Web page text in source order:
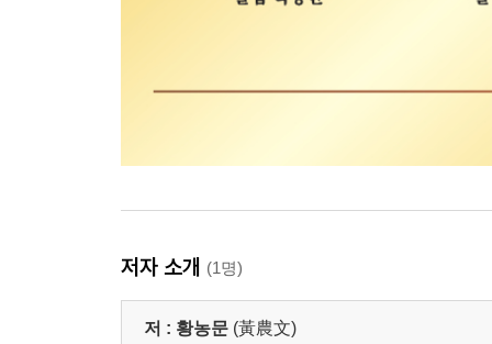
저자 소개 (1명)
저 : 황농문 (黃農文)